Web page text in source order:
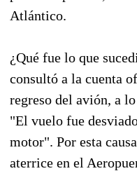
Atlántico.
¿Qué fue lo que
consultó a la cuenta
regreso del avión, a
"El vuelo fue
motor". Por esta
aterrice en el